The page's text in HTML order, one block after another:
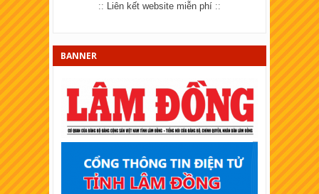
XSKT Sóc Trăng
XSKT Cần Thơ
XSKT An Giang
XSKT Bình Thuận
XSKT Vĩnh Long
:: Liên kết website miễn phí ::
BANNER